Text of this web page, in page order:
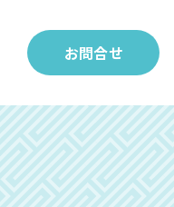
お問合せ